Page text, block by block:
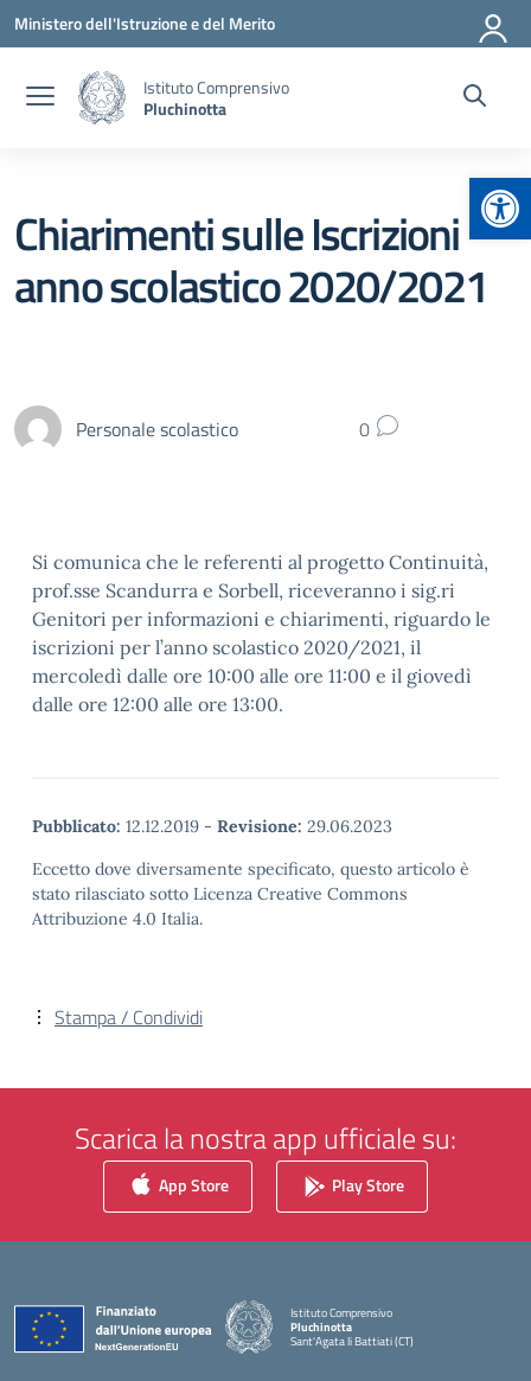
Vai ai contenuti
Vai al menu di navigazione
Vai al footer
Ministero dell'Istruzione e del Merito
Istituto Comprensivo
Pluchinotta
Chiarimenti sulle Iscrizioni
anno scolastico 2020/2021
Personale scolastico 0
Si comunica che le referenti al progetto Continuità,
prof.sse Scandurra e Sorbell, riceveranno i sig.ri
Genitori per informazioni e chiarimenti, riguardo le
iscrizioni per l’anno scolastico 2020/2021, il
mercoledì dalle ore 10:00 alle ore 11:00 e il giovedì
dalle ore 12:00 alle ore 13:00.
Pubblicato: 12.12.2019 - Revisione: 29.06.2023
Eccetto dove diversamente specificato, questo articolo è
stato rilasciato sotto Licenza Creative Commons
Attribuzione 4.0 Italia.
Stampa / Condividi
Scarica la nostra app ufficiale su:
App Store Play Store
Istituto Comprensivo
Pluchinotta
Sant'Agata li Battiati (CT)
— Visita la pagina iniziale della scuola